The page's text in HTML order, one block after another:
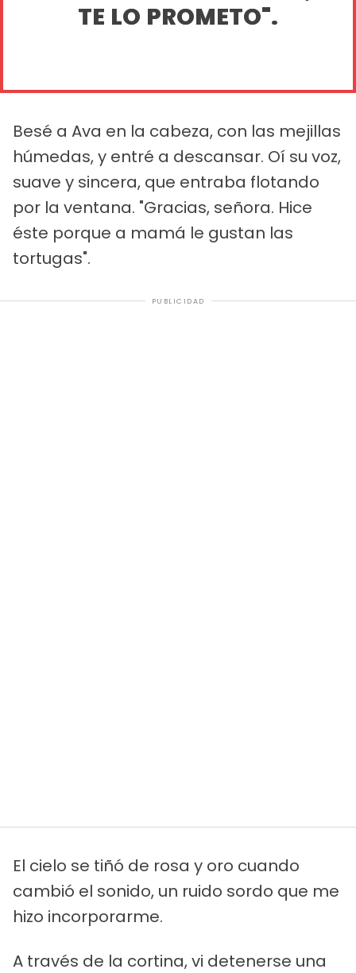
TE LO PROMETO".
Besé a Ava en la cabeza, con las mejillas
húmedas, y entré a descansar. Oí su voz,
suave y sincera, que entraba flotando
por la ventana. "Gracias, señora. Hice
éste porque a mamá le gustan las
tortugas".
PUBLICIDAD
El cielo se tiñó de rosa y oro cuando
cambió el sonido, un ruido sordo que me
hizo incorporarme.
A través de la cortina, vi detenerse una